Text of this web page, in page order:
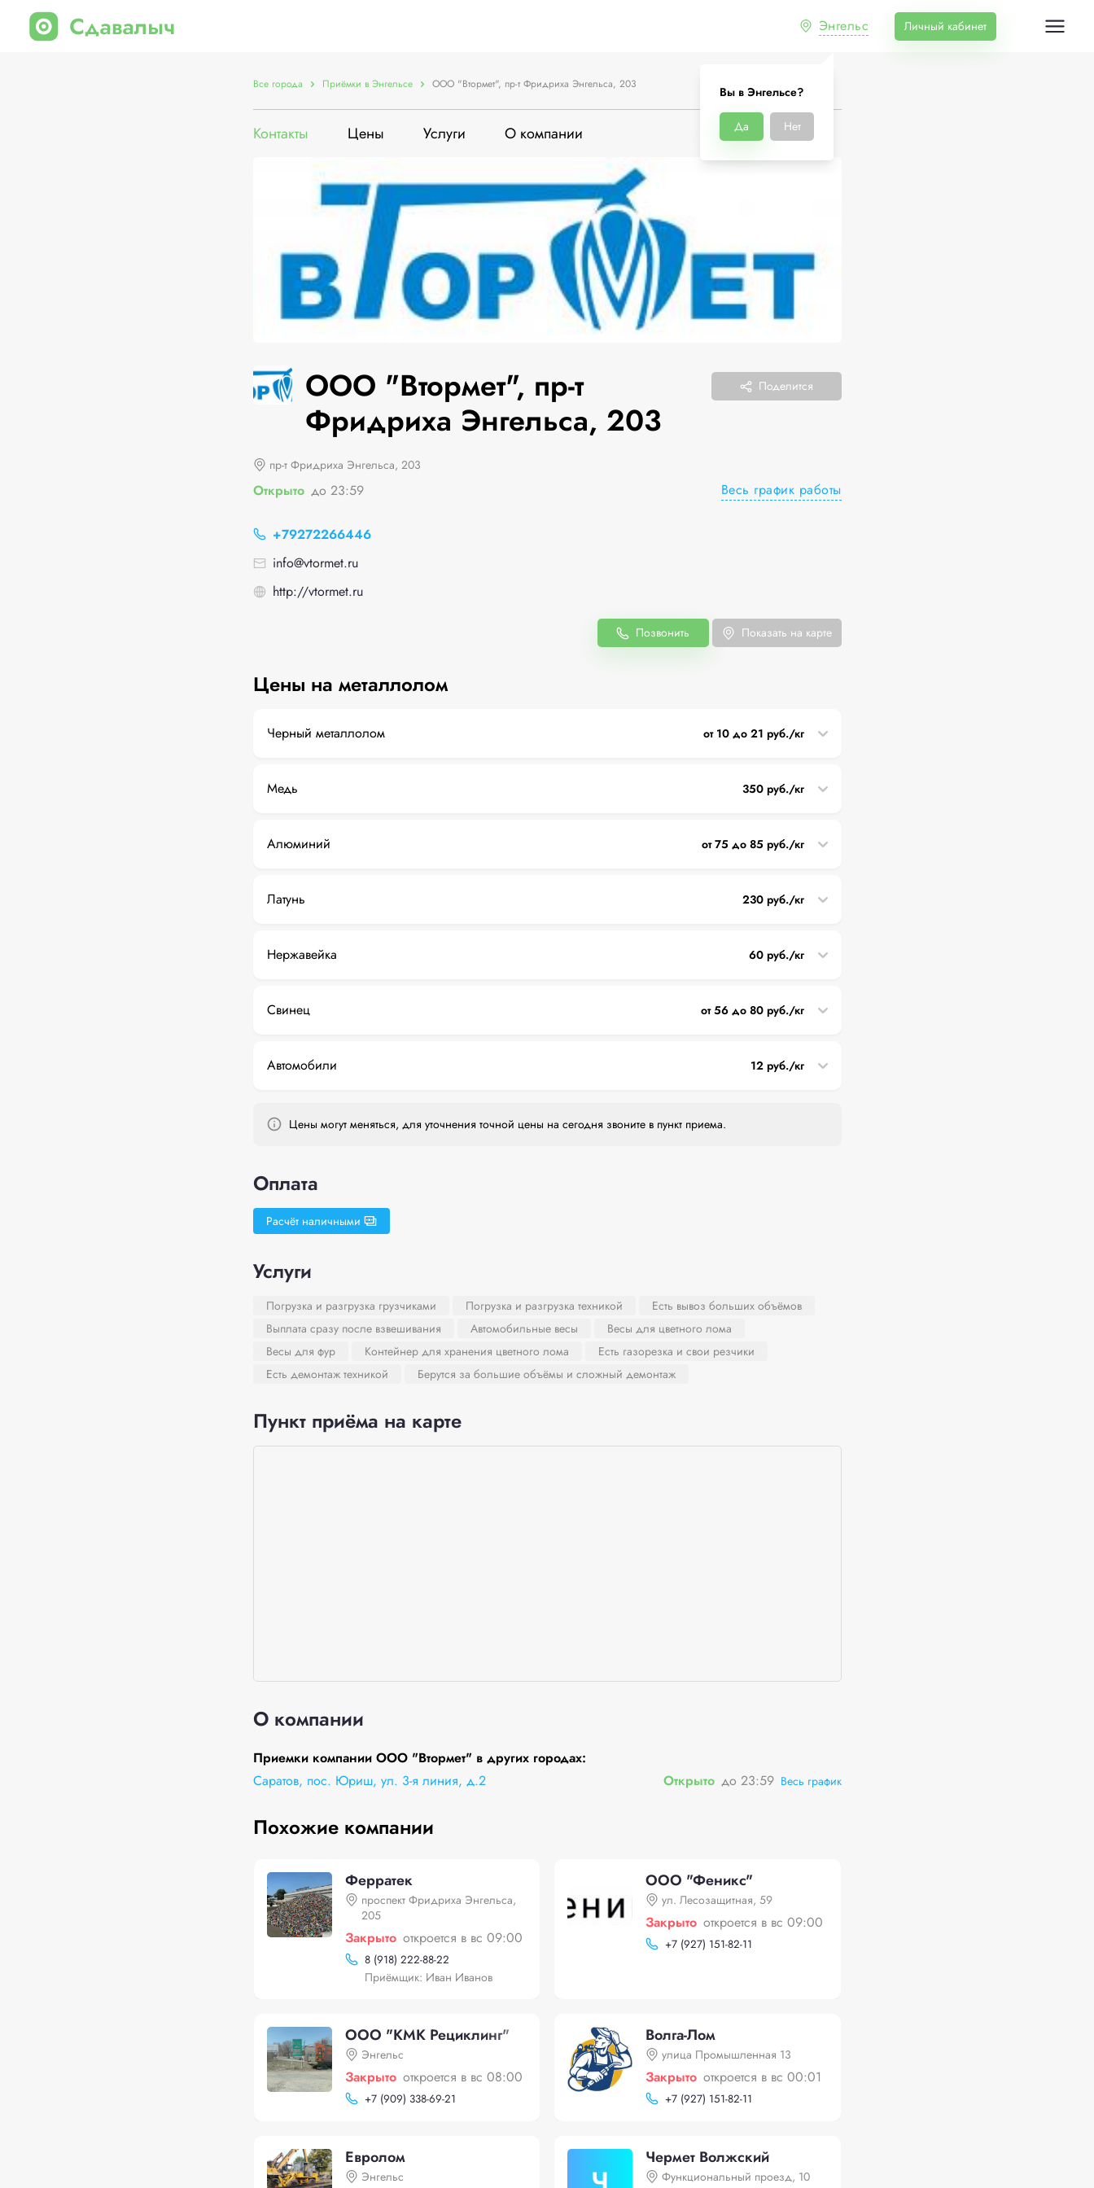
Энгельс
Вы в Энгельсе?
Да Нет
Личный кабинет
Все города Приёмки в Энгельсе ООО "Втормет", пр-т Фридриха Энгельса, 203
Контакты Цены Услуги О компании
ООО "Втормет", пр-т
Фридриха Энгельса, 203
Поделится
пр-т Фридриха Энгельса, 203
Открыто до 23:59 Весь график работы
+79272266446
info@vtormet.ru
http://vtormet.ru
Позвонить Показать на карте
Цены на металлолом
Черный металлолом от 10 до 21 руб./кг
Медь 350 руб./кг
Алюминий от 75 до 85 руб./кг
Латунь 230 руб./кг
Нержавейка 60 руб./кг
Свинец от 56 до 80 руб./кг
Автомобили 12 руб./кг
Цены могут меняться, для уточнения точной цены на сегодня звоните в пункт приема.
Оплата
Расчёт наличными
Услуги
Погрузка и разгрузка грузчиками Погрузка и разгрузка техникой
Есть вывоз больших объёмов
Выплата сразу после взвешивания
Автомобильные весы
Весы для цветного лома
Весы для фур
Контейнер для хранения цветного лома
Есть газорезка и свои резчики
Есть демонтаж техникой
Берутся за большие объёмы и сложный демонтаж
Пункт приёма на карте
О компании
Приемки компании ООО "Втормет" в других городах:
Саратов, пос. Юриш, ул. 3-я линия, д.2
Открыто до 23:59 Весь график
Похожие компании
Ферратек
проспект Фридриха Энгельса,
205
Закрыто откроется в вс 09:00
8 (918) 222-88-22
Приёмщик: Иван Иванов
ООО "Феникс"
ул. Лесозащитная, 59
Закрыто откроется в вс 09:00
+7 (927) 151-82-11
ООО "КМК Рециклинг"
Энгельс
Закрыто откроется в вс 08:00
+7 (909) 338-69-21
Волга-Лом
улица Промышленная 13
Закрыто откроется в вс 00:01
+7 (927) 151-82-11
Евролом
Энгельс
Чермет Волжский
Функциональный проезд, 10